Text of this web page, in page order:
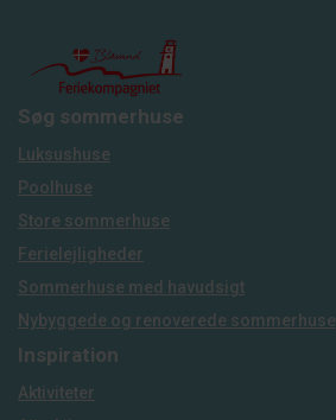
Søg sommerhuse
Luksushuse
Poolhuse
Store sommerhuse
Ferielejligheder
Sommerhuse med havudsigt
Nybyggede og renoverede sommerhuse
Inspiration
Aktiviteter